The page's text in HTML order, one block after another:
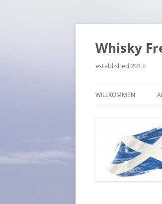
Zum
springen
Whisky
established 2013
WILLKOMMEN